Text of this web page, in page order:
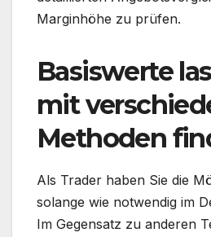
Marginhöhe zu prüfen.
Basiswerte
mit
Methoden
Als Trader haben Sie die
solange wie notwendig im
Im Gegensatz zu anderen